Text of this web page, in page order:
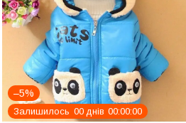
–5%
Залишилось 00 днів 00 00 00